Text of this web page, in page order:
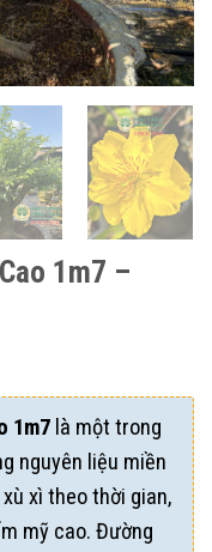
1m7 –
1m7 là một trong
nguyên liệu miền
xì theo thời gian,
mỹ cao. Đường